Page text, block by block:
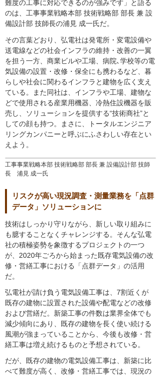
工事事業戦略本部 技術戦略部 部長 兼 設備設計部 技師
長 浦見 成一氏
難度の工事に対応できるのが強みです」と語る
のは、工事事業戦略本部 技術戦略部 部長 兼 設
備設計部 技師長の浦見 成一氏だ。
その言葉どおり、弘電社は発電所・変電設備や
送電線などの社会インフラの維持・改善の一翼
を担う一方、商業ビルや工場、病院､学校等の電
気設備の設置・改修・保全にも携わるなど、暮
らしや社会に関わるインフラと建物を広く支え
ている。また同社は、インフラや工場、建物な
どで使用される産業用機器、冷熱住設機器を販
売し、ソリューションを提供する“技術商社”と
しての顔も持つ。まさに、トータルエンジニア
リングカンパニーと呼ぶにふさわしい存在とい
えよう。
リスクが高い現況調査・測量業務を「点群
データ」ソリューションに
技術はしっかり守りながら、新しい取り組みに
も臆することなくチャレンジする。そんな弘電
社の積極姿勢を象徴するプロジェクトの一つ
が、2020年ごろから始まった既存電気設備の改
修・営繕工事における「点群データ」の活用
だ。
弘電社が請け負う電気設備工事は、7割近くが
既存の建物に設置された設備や配電などの改修
および営繕だ。新築工事の件数は業界全体でも
減少傾向にあり、既存の建物を長く使い続ける
風潮が強まっていることから、今後も改修・営
繕工事は増え続けるものと予想されている。
だが、既存の建物の電気設備工事は、新築に比
べて難度が高く、改修・営繕工事では、現況の